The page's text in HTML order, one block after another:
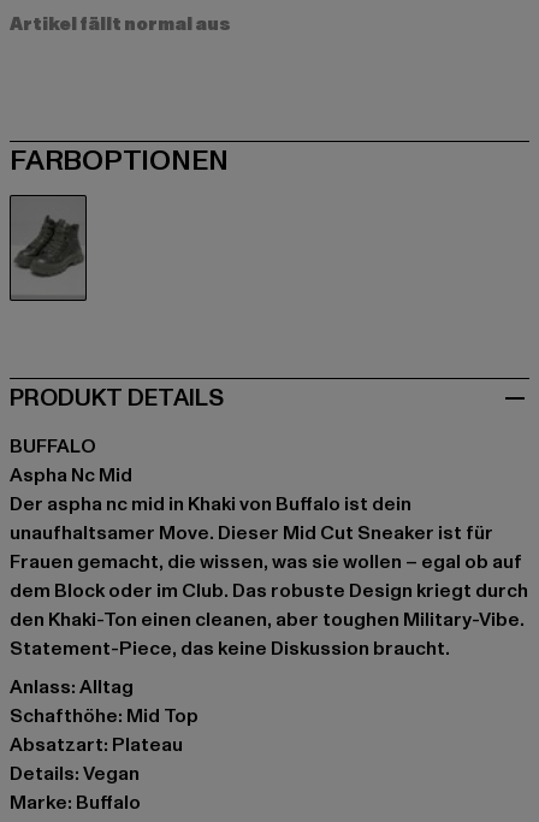
Artikel fällt normal aus
FARBOPTIONEN
PRODUKT DETAILS
BUFFALO
Aspha Nc Mid
Der aspha nc mid in Khaki von Buffalo ist dein
unaufhaltsamer Move. Dieser Mid Cut Sneaker ist für
Frauen gemacht, die wissen, was sie wollen – egal ob auf
dem Block oder im Club. Das robuste Design kriegt durch
den Khaki-Ton einen cleanen, aber toughen Military-Vibe.
Statement-Piece, das keine Diskussion braucht.
Anlass: Alltag
Schafthöhe: Mid Top
Absatzart: Plateau
Details: Vegan
Marke: Buffalo